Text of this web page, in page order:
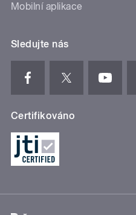
Mobilní aplikace
Sledujte nás
Certifikováno